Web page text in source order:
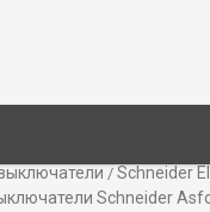
/ Schneider
Schneider